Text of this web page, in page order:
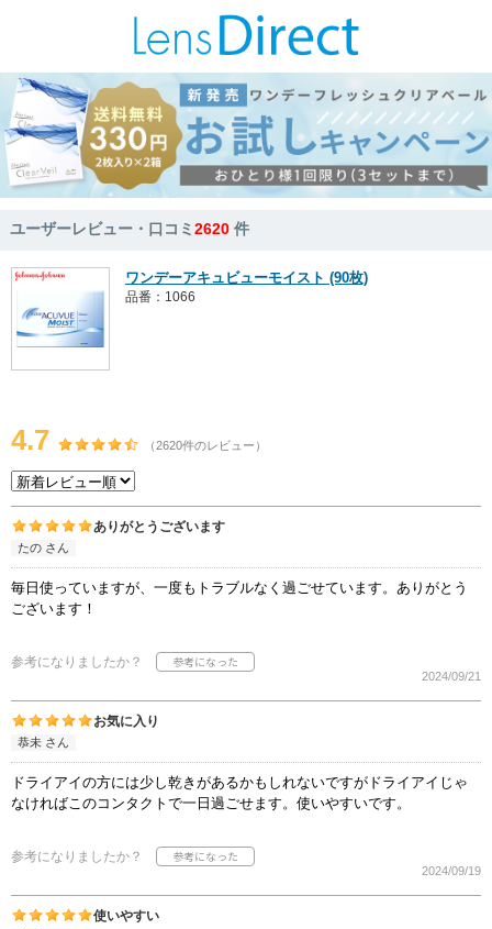
ユーザーレビュー・口コミ2620 件
ワンデーアキュビューモイスト (90枚)
品番：1066
4.7 （2620件のレビュー）
ありがとうございます
たの さん
毎日使っていますが、一度もトラブルなく過ごせています。ありがとう
ございます！
参考になりましたか？
2024/09/21
お気に入り
恭未 さん
ドライアイの方には少し乾きがあるかもしれないですがドライアイじゃ
なければこのコンタクトで一日過ごせます。使いやすいです。
参考になりましたか？
2024/09/19
使いやすい